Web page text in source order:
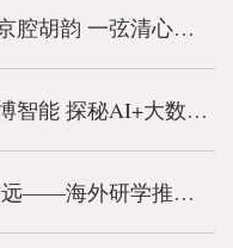
【明德传统文化社活动预告】京腔胡韵 一弦清心——京胡科普与演奏分享会
校友共探名企系列⑥：走进清博智能 探秘AI+大数据全栈落地
【直播预告】全球视野 知行致远——海外研学推荐会来了！